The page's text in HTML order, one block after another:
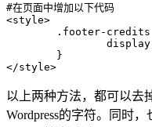
#在页面中增加以下代码
<style>
</style>
以上两种方法，都可以去
Wordpress的字符。同时